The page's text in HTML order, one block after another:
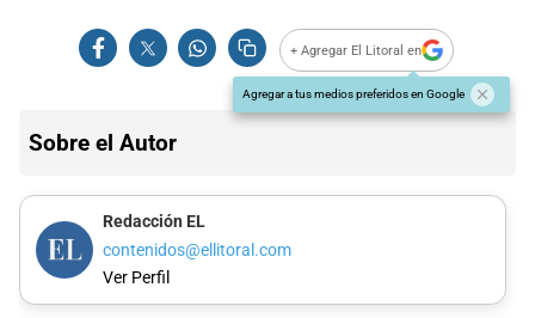
+ Agregar El Litoral en
Agregar a tus medios preferidos en Google
Sobre el Autor
Redacción EL
contenidos@ellitoral.com
Ver Perfil